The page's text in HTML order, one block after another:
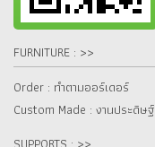
FURNITURE : >>
Order : ทำตามออร์เดอร์
Custom Made : งานประดิษฐ์
SUPPORTS : >>